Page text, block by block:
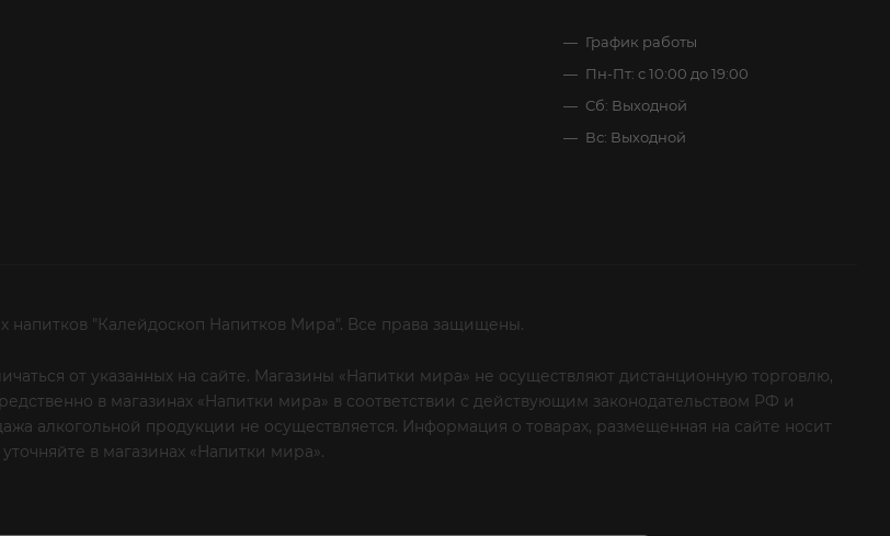
График работы
Пн-Пт: с 10:00 до 19:00
Сб: Выходной
Вс: Выходной
напитков "Калейдоскоп Напитков Мира". Все права защищены.
от указанных на сайте. Магазины «Напитки мира» не осуществляют дистанционную торговлю,
в магазинах «Напитки мира» в соответствии с действующим законодательством РФ и
алкогольной продукции не осуществляется. Информация о товарах, размещенная на сайте носит
в магазинах «Напитки мира».